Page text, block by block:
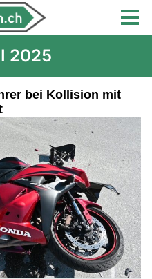
2025
bei Kollision mit